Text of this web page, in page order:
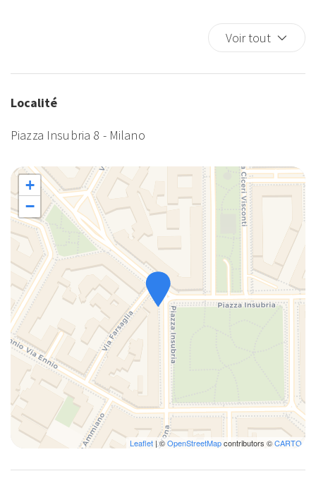
TV
Voir tout
Localité
Piazza Insubria 8 - Milano
+
−
Leaflet | ©OpenStreetMapcontributors ©CARTO